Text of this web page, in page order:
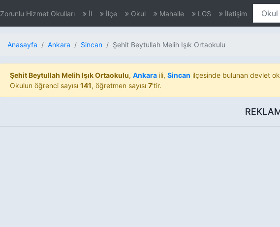
Zorunlu Hizmet Okulları İl İlçe Okul Mahalle LGS İletişim
Anasayfa Ankara Sincan Şehit Beytullah Melih Işık Ortaokulu
Şehit Beytullah Melih Işık Ortaokulu, Ankara ili, Sincan ilçesinde bulunan devlet
Okulun öğrenci sayısı 141, öğretmen sayısı 7'tir.